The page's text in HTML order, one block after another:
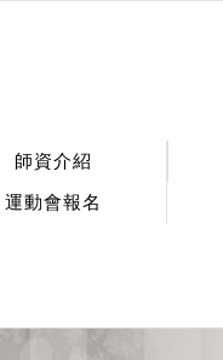
師資介紹
運動會報名